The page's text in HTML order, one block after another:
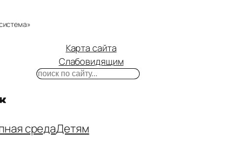
Карта сайта
Слабовидящим
Поиск
средаДетям